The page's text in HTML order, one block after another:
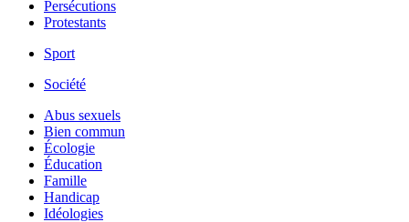
Persécutions
Protestants
Sport
Société
Abus sexuels
Bien commun
Écologie
Éducation
Famille
Handicap
Idéologies